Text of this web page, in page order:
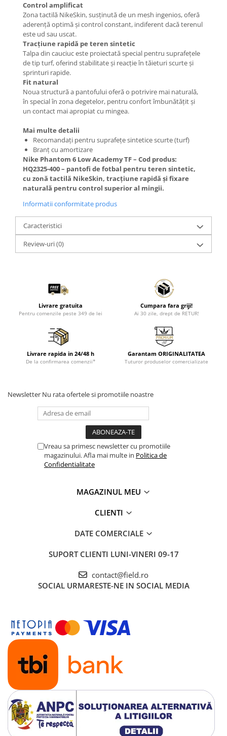
Control amplificat
Zona tactilă NikeSkin, susținută de un mesh ingenios, oferă
aderență optimă și control constant, indiferent dacă terenul
este ud sau uscat.
Tracțiune rapidă pe teren sintetic
Talpa din cauciuc este proiectată special pentru suprafețele
de tip turf, oferind stabilitate și reacție în tăieturi scurte și
sprinturi rapide.
Fit natural
Noua structură a pantofului oferă o potrivire mai naturală,
în special în zona degetelor, pentru confort îmbunătățit și
un contact mai apropiat cu mingea.
Mai multe detalii
Recomandați pentru suprafețe sintetice scurte (turf)
Branț cu amortizare
Nike Phantom 6 Low Academy TF – Cod produs:
HQ2325-400 – pantofi de fotbal pentru teren sintetic,
cu zonă tactilă NikeSkin, tracțiune rapidă și fixare
naturală pentru control superior al mingii.
Informatii conformitate produs
Caracteristici
Review-uri(0)
Livrare gratuita
Pentru comenzile peste 349 de lei
Cumpara fara griji!
Ai 30 zile, drept de RETUR!
Livrare rapida in 24/48 h
De la confirmarea comenzii*
Garantam ORIGINALITATEA
Tuturor produselor comercializate
Newsletter Nu rata ofertele si promotiile noastre
Vreau sa primesc newsletter cu promotiile
magazinului. Afla mai multe in Politica de
Confidentialitate
MAGAZINUL MEU
CLIENTI
DATE COMERCIALE
SUPORT CLIENTI LUNI-VINERI 09-17
contact@field.ro
SOCIAL URMARESTE-NE IN SOCIAL MEDIA